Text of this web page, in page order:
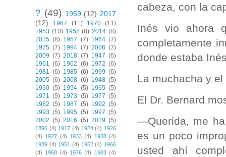
cabeza, con la
Inés vio ahora
completamente
donde estaba
La muchacha y
El Dr. Bernard
—Querida, me
es un poco
usted ahí
? (49) 1959 (12) 2017
(12)
1967 (11) 1970 (11)
1953 (10) 1958 (8) 2014 (8)
2015 (8) 1957 (7) 1964 (7)
1975 (7) 1994 (7) 2006 (7)
2009 (7) 2018 (7) 1947 (6)
1961 (6) 1962 (6) 1972 (6)
1981 (6) 1985 (6) 1999 (6)
2005 (6) 2008 (6) 1948 (5)
1950 (5) 1954 (5) 1965 (5)
1971 (5) 1973 (5) 1977 (5)
1982 (5) 1987 (5) 1992 (5)
1993 (5) 1995 (5) 1997 (5)
2002 (5) 2016 (5) 2019 (5)
1896 (4) 1917 (4) 1924 (4) 1926
(4) 1927 (4) 1933 (4) 1938 (4)
1939 (4) 1951 (4) 1952 (4) 1966
(4) 1968 (4) 1976 (4) 1983 (4)